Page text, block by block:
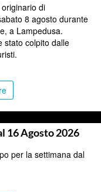
di
8 agosto durante
a Lampedusa.
stato colpito dalle
16 Agosto 2026
per la settimana dal